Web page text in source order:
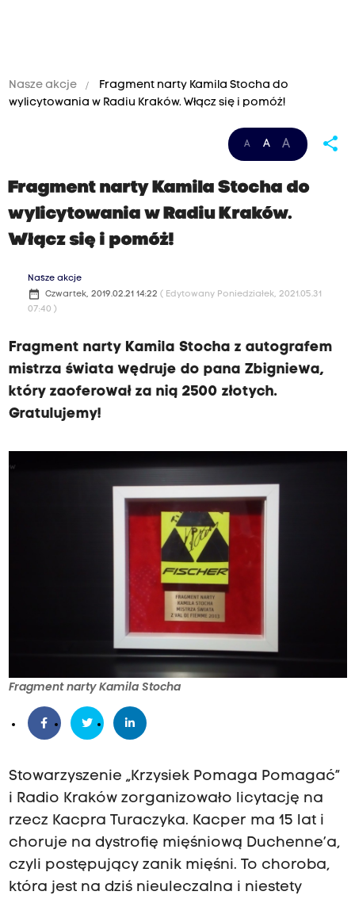
Nasze akcje
Fragment narty Kamila Stocha do
wylicytowania w Radiu Kraków. Włącz się i pomóż!
A A A share
Fragment narty Kamila Stocha do
wylicytowania w Radiu Kraków.
Włącz się i pomóż!
Nasze akcje
date_range Czwartek, 2019.02.21 14:22 ( Edytowany Poniedziałek, 2021.05.31
07:40 )
Fragment narty Kamila Stocha z autografem
mistrza świata wędruje do pana Zbigniewa,
który zaoferował za nią 2500 złotych.
Gratulujemy!
Fragment narty Kamila Stocha
Stowarzyszenie „Krzysiek Pomaga Pomagać”
i Radio Kraków zorganizowało licytację na
rzecz Kacpra Turaczyka. Kacper ma 15 lat i
choruje na dystrofię mięśniową Duchenne’a,
czyli postępujący zanik mięśni. To choroba,
która jest na dziś nieuleczalna i niestety